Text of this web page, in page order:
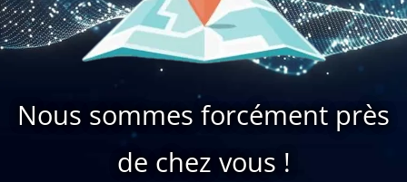
Nous sommes forcément près
de chez vous !